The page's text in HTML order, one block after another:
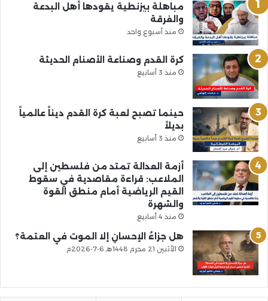
مباهلة بيزنطية يقودها أهل البدعة
والفرقة
منذ أسبوع واحد
كرة القدم وصناعة الأصنام الحديثة
منذ 3 أسابيع
حينما تصبح لعبة كرة القدم ديناً عالمياً
بديلاً
منذ 3 أسابيع
أزمة العدالة تمتد من فلسطين إلى
الملاعب: قراءة مقاصدية في سقوط
القيم الرياضية أمام منطق القوة
والشهرة
منذ 4 أسابيع
هل جزاءُ الإحسانِ إلا الموت في العتمة؟
الأثنين 21 محرم 1448هـ 6-7-2026م